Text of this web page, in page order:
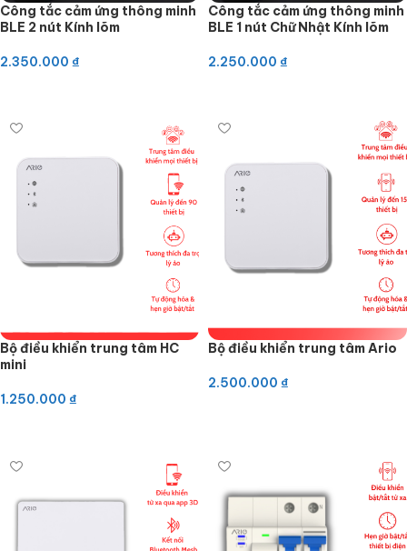
Công tắc cảm ứng thông minh
BLE 2 nút Kính lõm
2.350.000 ₫
Công tắc cảm ứng thông minh
BLE 1 nút Chữ Nhật Kính lõm
2.250.000 ₫
Bộ điều khiển trung tâm HC
mini
1.250.000 ₫
Bộ điều khiển trung tâm Ario
2.500.000 ₫